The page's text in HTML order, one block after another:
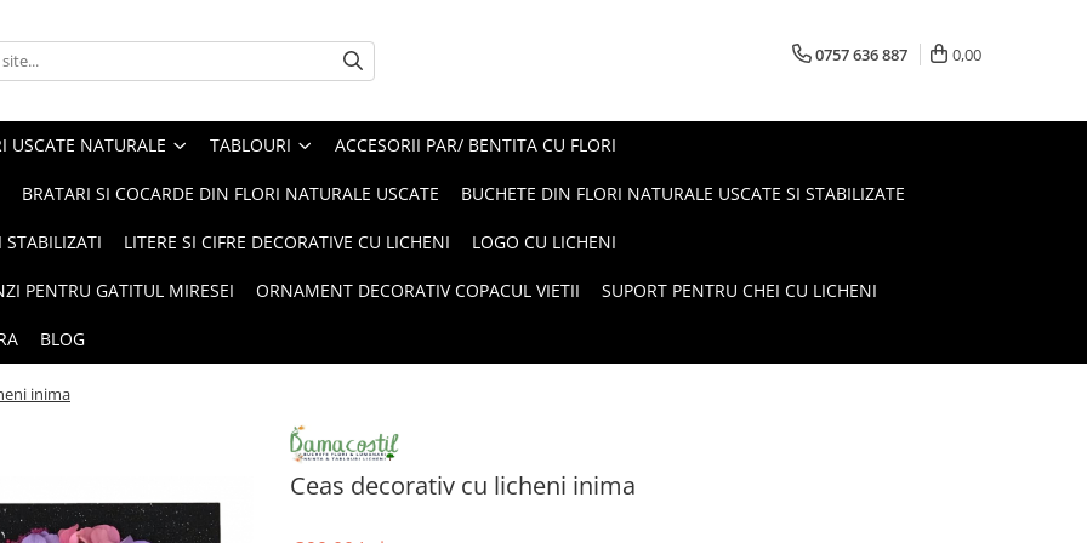
0757 636 887 0,00
NATURALE TABLOURI ACCESORII PAR/ BENTITA CU FLORI
BRATARI SI COCARDE DIN FLORI NATURALE USCATE BUCHETE DIN FLORI NATURALE USCATE SI STABILIZATE
LITERE SI CIFRE DECORATIVE CU LICHENI LOGO CU LICHENI
PENTRU GATITUL MIRESEI ORNAMENT DECORATIV COPACUL VIETII SUPORT PENTRU CHEI CU LICHENI
BLOG
inima
Ceas decorativ cu licheni inima